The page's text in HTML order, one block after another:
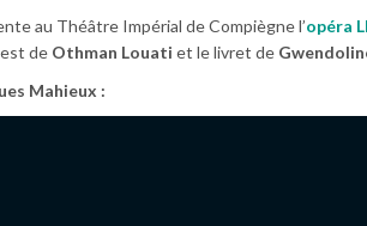
au Théâtre Impérial de Compiègne l’opéra
est de Othman Louati et le livret de
Mahieux :